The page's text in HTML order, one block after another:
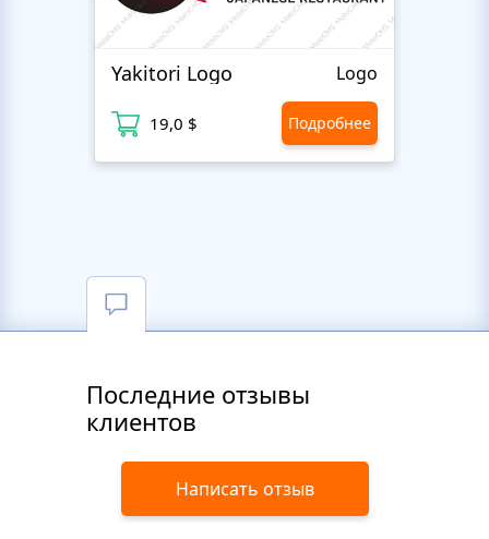
Yakitori Logo Logo
19,0 $ Подробнее
Последние отзывы
клиентов
Написать отзыв